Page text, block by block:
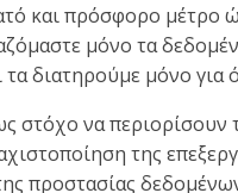
και πρόσφορο μέτρο
μόνο τα
διατηρούμε μόνο για
στόχο να
της
προστασίας